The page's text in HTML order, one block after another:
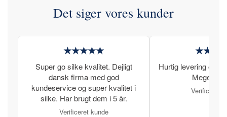
Det siger vores kunder
★★★★★
Super go silke kvalitet. Dejligt
dansk firma med god
kundeservice og super kvalitet i
silke. Har brugt dem i 5 år.
Verificeret kunde
Hurtig levering og
Meget
Verificeret